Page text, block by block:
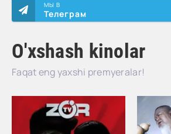
O'xshash kinolar
Faqat eng yaxshi premyeralar!
МЫ В
Телеграм